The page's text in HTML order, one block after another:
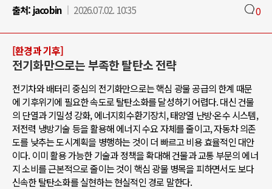
출처: jacobin 2026.07.02. 10:35 0
[환경과 기후]
전기화만으로는 부족한 탈탄소 전략
전기차와 배터리 중심의 전기화만으로는 핵심 광물 공급의 한계 때문
에 기후위기에 필요한 속도로 탈탄소화를 달성하기 어렵다. 대신 건물
의 단열과 기밀성 강화, 에너지회수환기장치, 태양열 난방·온수 시스템,
저전력 냉방기술 등을 활용해 에너지 수요 자체를 줄이고, 자동차 의존
도를 낮추는 도시계획을 병행하는 것이 더 빠르고 비용 효율적인 대안
이다. 이미 활용 가능한 기술과 정책을 확대해 건물과 교통 부문의 에너
지 소비를 근본적으로 줄이는 것이 핵심 광물 병목을 피하면서도 보다
신속한 탈탄소화를 실현하는 현실적인 경로 말한다.